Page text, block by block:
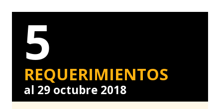
5
REQUERIMIENTOS
al 29 octubre 2018